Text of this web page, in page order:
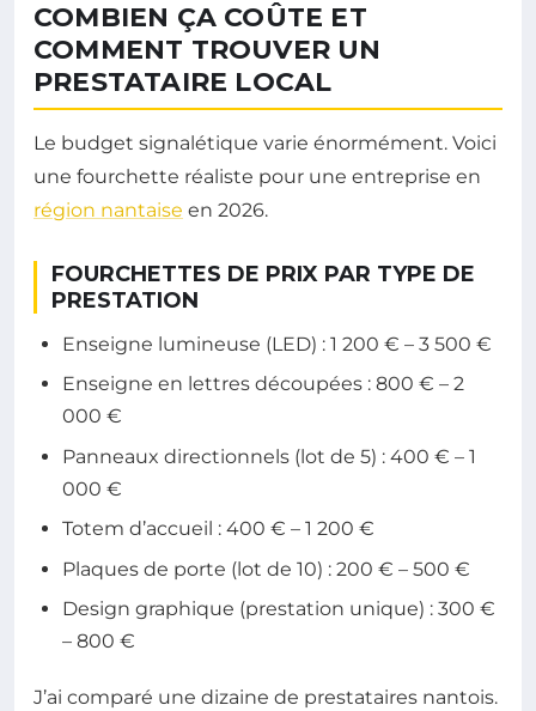
COMBIEN ÇA COÛTE ET
COMMENT TROUVER UN
PRESTATAIRE LOCAL
Le budget signalétique varie énormément. Voici
une fourchette réaliste pour une entreprise en
région nantaise en 2026.
FOURCHETTES DE PRIX PAR TYPE DE
PRESTATION
Enseigne lumineuse (LED) : 1 200 € – 3 500 €
Enseigne en lettres découpées : 800 € – 2
000 €
Panneaux directionnels (lot de 5) : 400 € – 1
000 €
Totem d’accueil : 400 € – 1 200 €
Plaques de porte (lot de 10) : 200 € – 500 €
Design graphique (prestation unique) : 300 €
– 800 €
J’ai comparé une dizaine de prestataires nantois.